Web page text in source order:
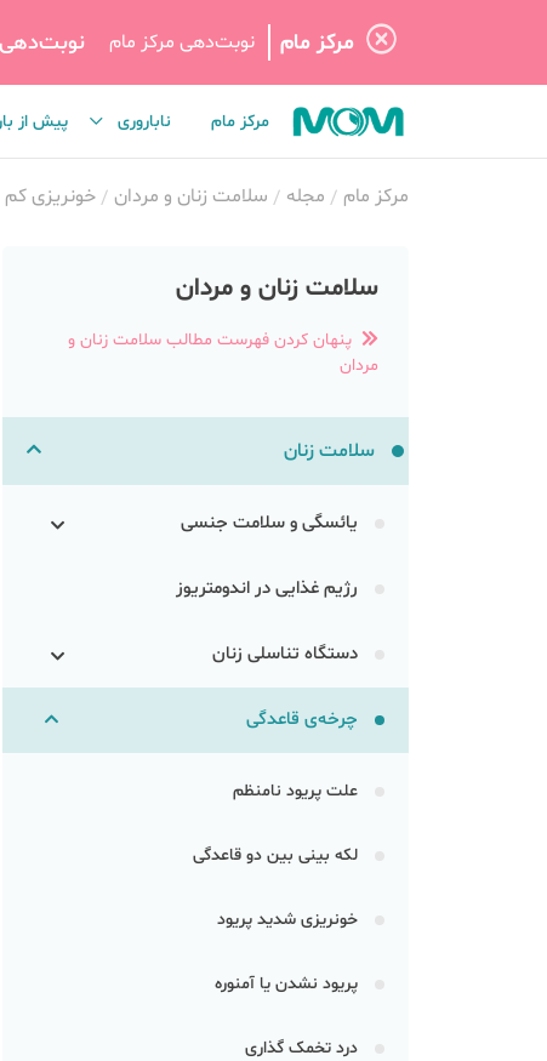
مرکز مام نوبت‌دهی مرکز مام نوبت‌دهی
مرکز مام ناباروری پیش از
مرکز مام مجله سلامت زنان و مردان خونریزی کم
سلامت زنان و مردان
پنهان کردن فهرست مطالب سلامت زنان و
مردان
سلامت زنان
یائسگی و سلامت جنسی
رژیم غذایی در اندومتریوز
دستگاه تناسلی زنان
چرخه‌ی قاعدگی
علت پریود نامنظم
لکه بینی بین دو قاعدگی
خونریزی شدید پریود
پریود نشدن یا آمنوره
درد تخمک گذاری